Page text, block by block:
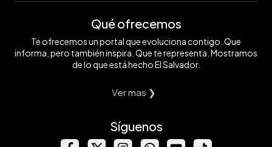
Qué ofrecemos
Te ofrecemos un portal que evoluciona contigo. Que
informa, pero también inspira. Que te representa. Mostramos
de lo que está hecho El Salvador.
Ver mas ❯
Síguenos